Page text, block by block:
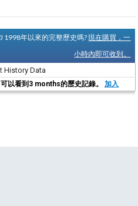
1998年以來的完整歷史嗎?現在購買，一
小時內即可收到。
History Data
以看到3 months的歷史記錄。 加入